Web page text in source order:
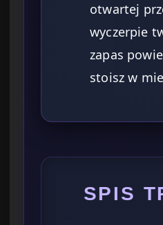
otwartej
wyczerpie
zapas
stoisz w
SPIS